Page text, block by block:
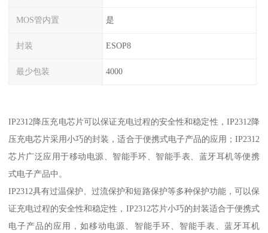
MOS管内置 是
封装 ESOP8
最少包装 4000
IP2312降压充电芯片可以保证充电过程的安全性和稳定性，IP2312降
压充电芯片采用小巧的封装，适合于便携式电子产品的应用；IP2312
芯片广泛应用于移动电源、智能手环、智能手表、蓝牙耳机等便携
式电子产品中。
IP2312具有过温保护、过流保护和短路保护等多种保护功能，可以保
证充电过程的安全性和稳定性，IP2312芯片小巧的封装适合于便携式
电子产品的应用，如移动电源、智能手环、智能手表、蓝牙耳机